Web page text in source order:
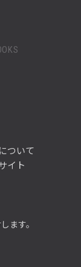
ついて
イト
ます。